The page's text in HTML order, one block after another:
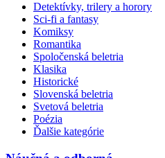
Detektívky, trilery a horory
Sci-fi a fantasy
Komiksy
Romantika
Spoločenská beletria
Klasika
Historické
Slovenská beletria
Svetová beletria
Poézia
Ďalšie kategórie